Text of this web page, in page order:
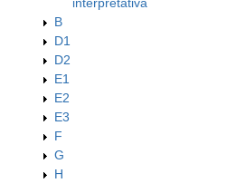
B
D1
D2
E1
E2
E3
F
G
H